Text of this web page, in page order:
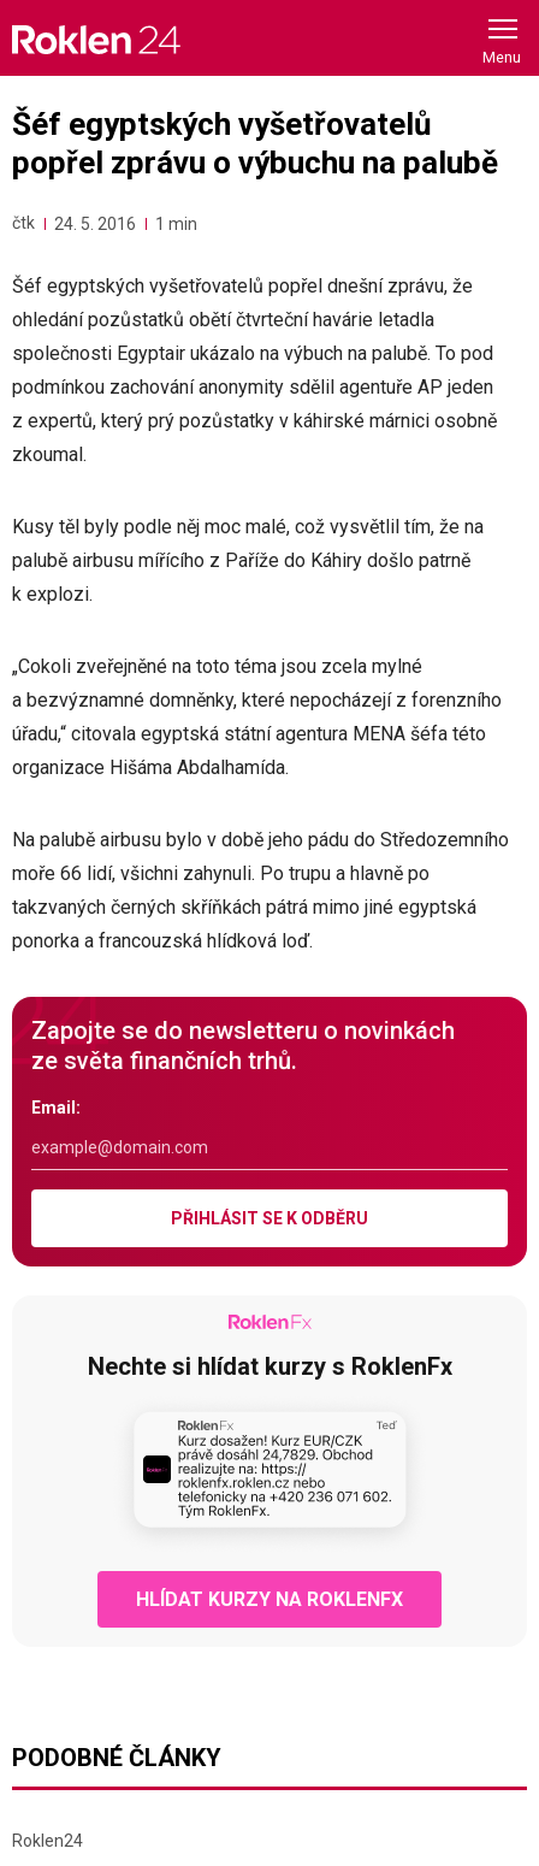
content
Šéf egyptských vyšetřovatelů
popřel zprávu o výbuchu na palubě
čtk 24. 5. 2016 1 min
Šéf egyptských vyšetřovatelů popřel dnešní zprávu, že
ohledání pozůstatků obětí čtvrteční havárie letadla
společnosti Egyptair ukázalo na výbuch na palubě. To pod
podmínkou zachování anonymity sdělil agentuře AP jeden
z expertů, který prý pozůstatky v káhirské márnici osobně
zkoumal.
Kusy těl byly podle něj moc malé, což vysvětlil tím, že na
palubě airbusu mířícího z Paříže do Káhiry došlo patrně
k explozi.
„Cokoli zveřejněné na toto téma jsou zcela mylné
a bezvýznamné domněnky, které nepocházejí z forenzního
úřadu,“ citovala egyptská státní agentura MENA šéfa této
organizace Hišáma Abdalhamída.
Na palubě airbusu bylo v době jeho pádu do Středozemního
moře 66 lidí, všichni zahynuli. Po trupu a hlavně po
takzvaných černých skříňkách pátrá mimo jiné egyptská
ponorka a francouzská hlídková loď.
Zapojte se do newsletteru o novinkách
ze světa finančních trhů.
Email:
PŘIHLÁSIT SE K ODBĚRU
Nechte si hlídat kurzy s RoklenFx
HLÍDAT KURZY NA ROKLENFX
PODOBNÉ ČLÁNKY
Roklen24